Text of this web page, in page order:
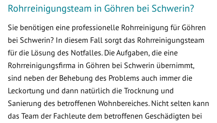
Rohrreinigungsteam in Göhren bei Schwerin?
Sie benötigen eine professionelle Rohrreinigung für Göhren
bei Schwerin? In diesem Fall sorgt das Rohrreinigungsteam
für die Lösung des Notfalles. Die Aufgaben, die eine
Rohrreinigungsfirma in Göhren bei Schwerin übernimmt,
sind neben der Behebung des Problems auch immer die
Leckortung und dann natürlich die Trocknung und
Sanierung des betroffenen Wohnbereiches. Nicht selten kann
das Team der Fachleute dem betroffenen Geschädigten bei